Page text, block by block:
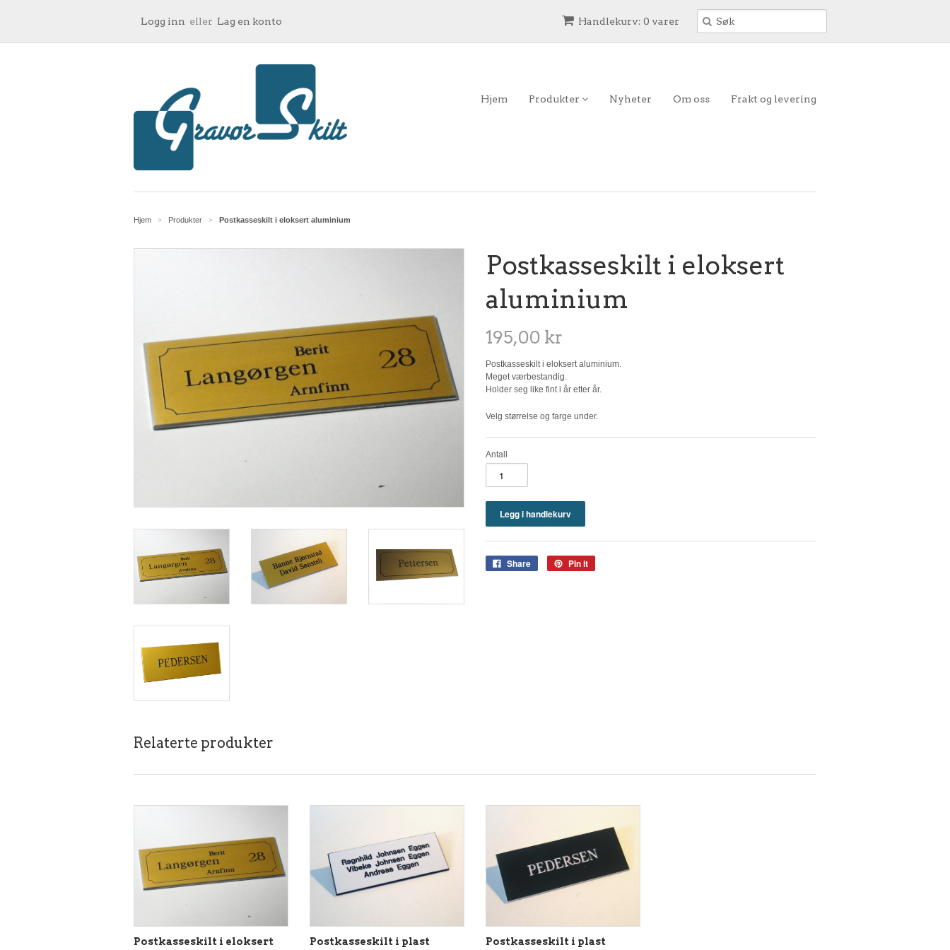
Handlekurv: 0 varer
Logg inn eller Lag en konto
Hjem Produkter Nyheter Om oss Frakt og levering
Hjem > Produkter > Postkasseskilt i eloksert aluminium
Postkasseskilt i eloksert
aluminium
195,00 kr
Postkasseskilt i eloksert aluminium.
Meget værbestandig.
Holder seg like fint i år etter år.
Velg størrelse og farge under.
Antall
Share Pin it
Relaterte produkter
Postkasseskilt i eloksert Postkasseskilt i plast Postkasseskilt i plast